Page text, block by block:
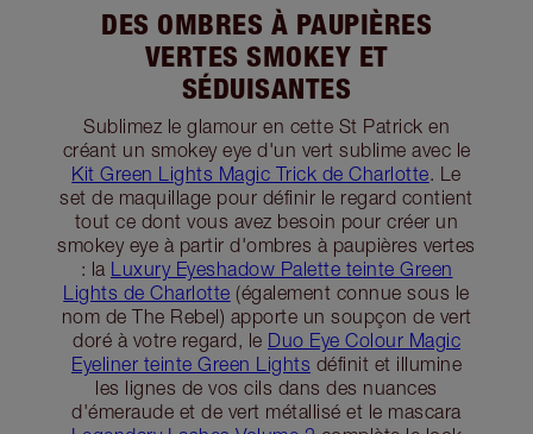
DES OMBRES À PAUPIÈRES
VERTES SMOKEY ET
SÉDUISANTES
Sublimez le glamour en cette St Patrick en
créant un smokey eye d'un vert sublime avec le
Kit Green Lights Magic Trick de Charlotte. Le
set de maquillage pour définir le regard contient
tout ce dont vous avez besoin pour créer un
smokey eye à partir d'ombres à paupières vertes
: la Luxury Eyeshadow Palette teinte Green
Lights de Charlotte (également connue sous le
nom de The Rebel) apporte un soupçon de vert
doré à votre regard, le Duo Eye Colour Magic
Eyeliner teinte Green Lights définit et illumine
les lignes de vos cils dans des nuances
d'émeraude et de vert métallisé et le mascara